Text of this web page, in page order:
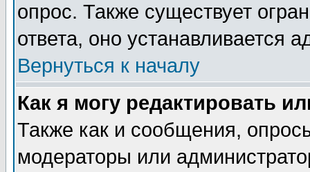
опрос. Также существует
ответа, оно устанавливается
Вернуться к началу
Как я могу редактировать
Также как и сообщения,
модераторы или